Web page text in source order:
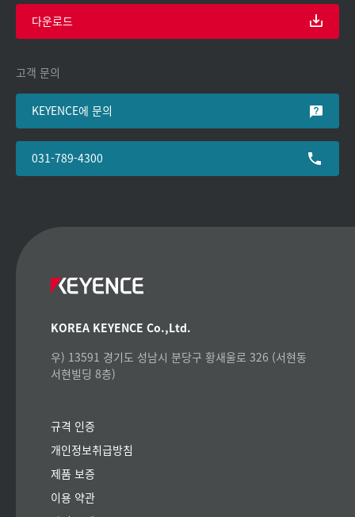
다운로드
고객 문의
KEYENCE에 문의
031-789-4300
KOREA KEYENCE Co.,Ltd.
우) 13591 경기도 성남시 분당구 황새울로 326 (서현동
서현빌딩 8층)
규격 인증
개인정보취급방침
제품 보증
이용 약관